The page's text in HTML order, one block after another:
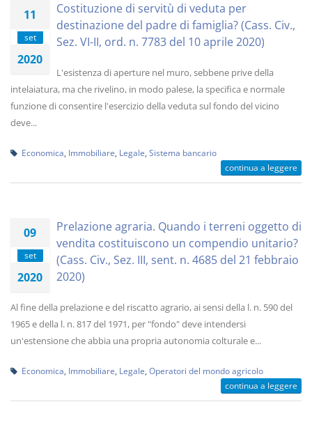
11
set
2020
Costituzione di servitù di veduta per
destinazione del padre di famiglia? (Cass. Civ.,
Sez. VI-II, ord. n. 7783 del 10 aprile 2020)
L'esistenza di aperture nel muro, sebbene prive della
intelaiatura, ma che rivelino, in modo palese, la specifica e normale
funzione di consentire l'esercizio della veduta sul fondo del vicino
deve...
Economica Immobiliare Legale Sistema bancario
continua a leggere
09
set
2020
Prelazione agraria. Quando i terreni oggetto di
vendita costituiscono un compendio unitario?
(Cass. Civ., Sez. III, sent. n. 4685 del 21 febbraio
2020)
Al fine della prelazione e del riscatto agrario, ai sensi della l. n. 590 del
1965 e della l. n. 817 del 1971, per "fondo" deve intendersi
un'estensione che abbia una propria autonomia colturale e...
Economica Immobiliare Legale Operatori del mondo agricolo
continua a leggere